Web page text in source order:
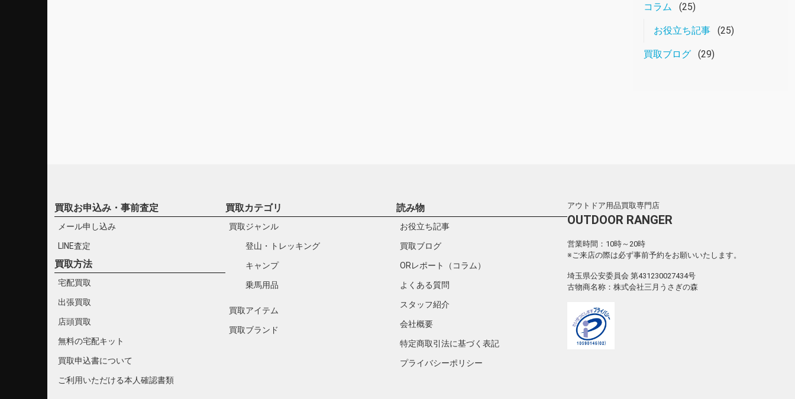
コラム (25)
お役立ち記事 (25)
買取ブログ (29)
買取お申込み・事前査定
メール申し込み
LINE査定
買取方法
宅配買取
出張買取
店頭買取
無料の宅配キット
買取申込書について
ご利用いただける本人確認書類
買取カテゴリ
買取ジャンル
登山・トレッキング
キャンプ
乗馬用品
買取アイテム
買取ブランド
読み物
お役立ち記事
買取ブログ
ORレポート（コラム）
よくある質問
スタッフ紹介
会社概要
特定商取引法に基づく表記
プライバシーポリシー
アウトドア用品買取専門店
OUTDOOR RANGER
営業時間：10時～20時
※ご来店の際は必ず事前予約をお願いいたします。
埼玉県公安委員会 第431230027434号
古物商名称：株式会社三月うさぎの森